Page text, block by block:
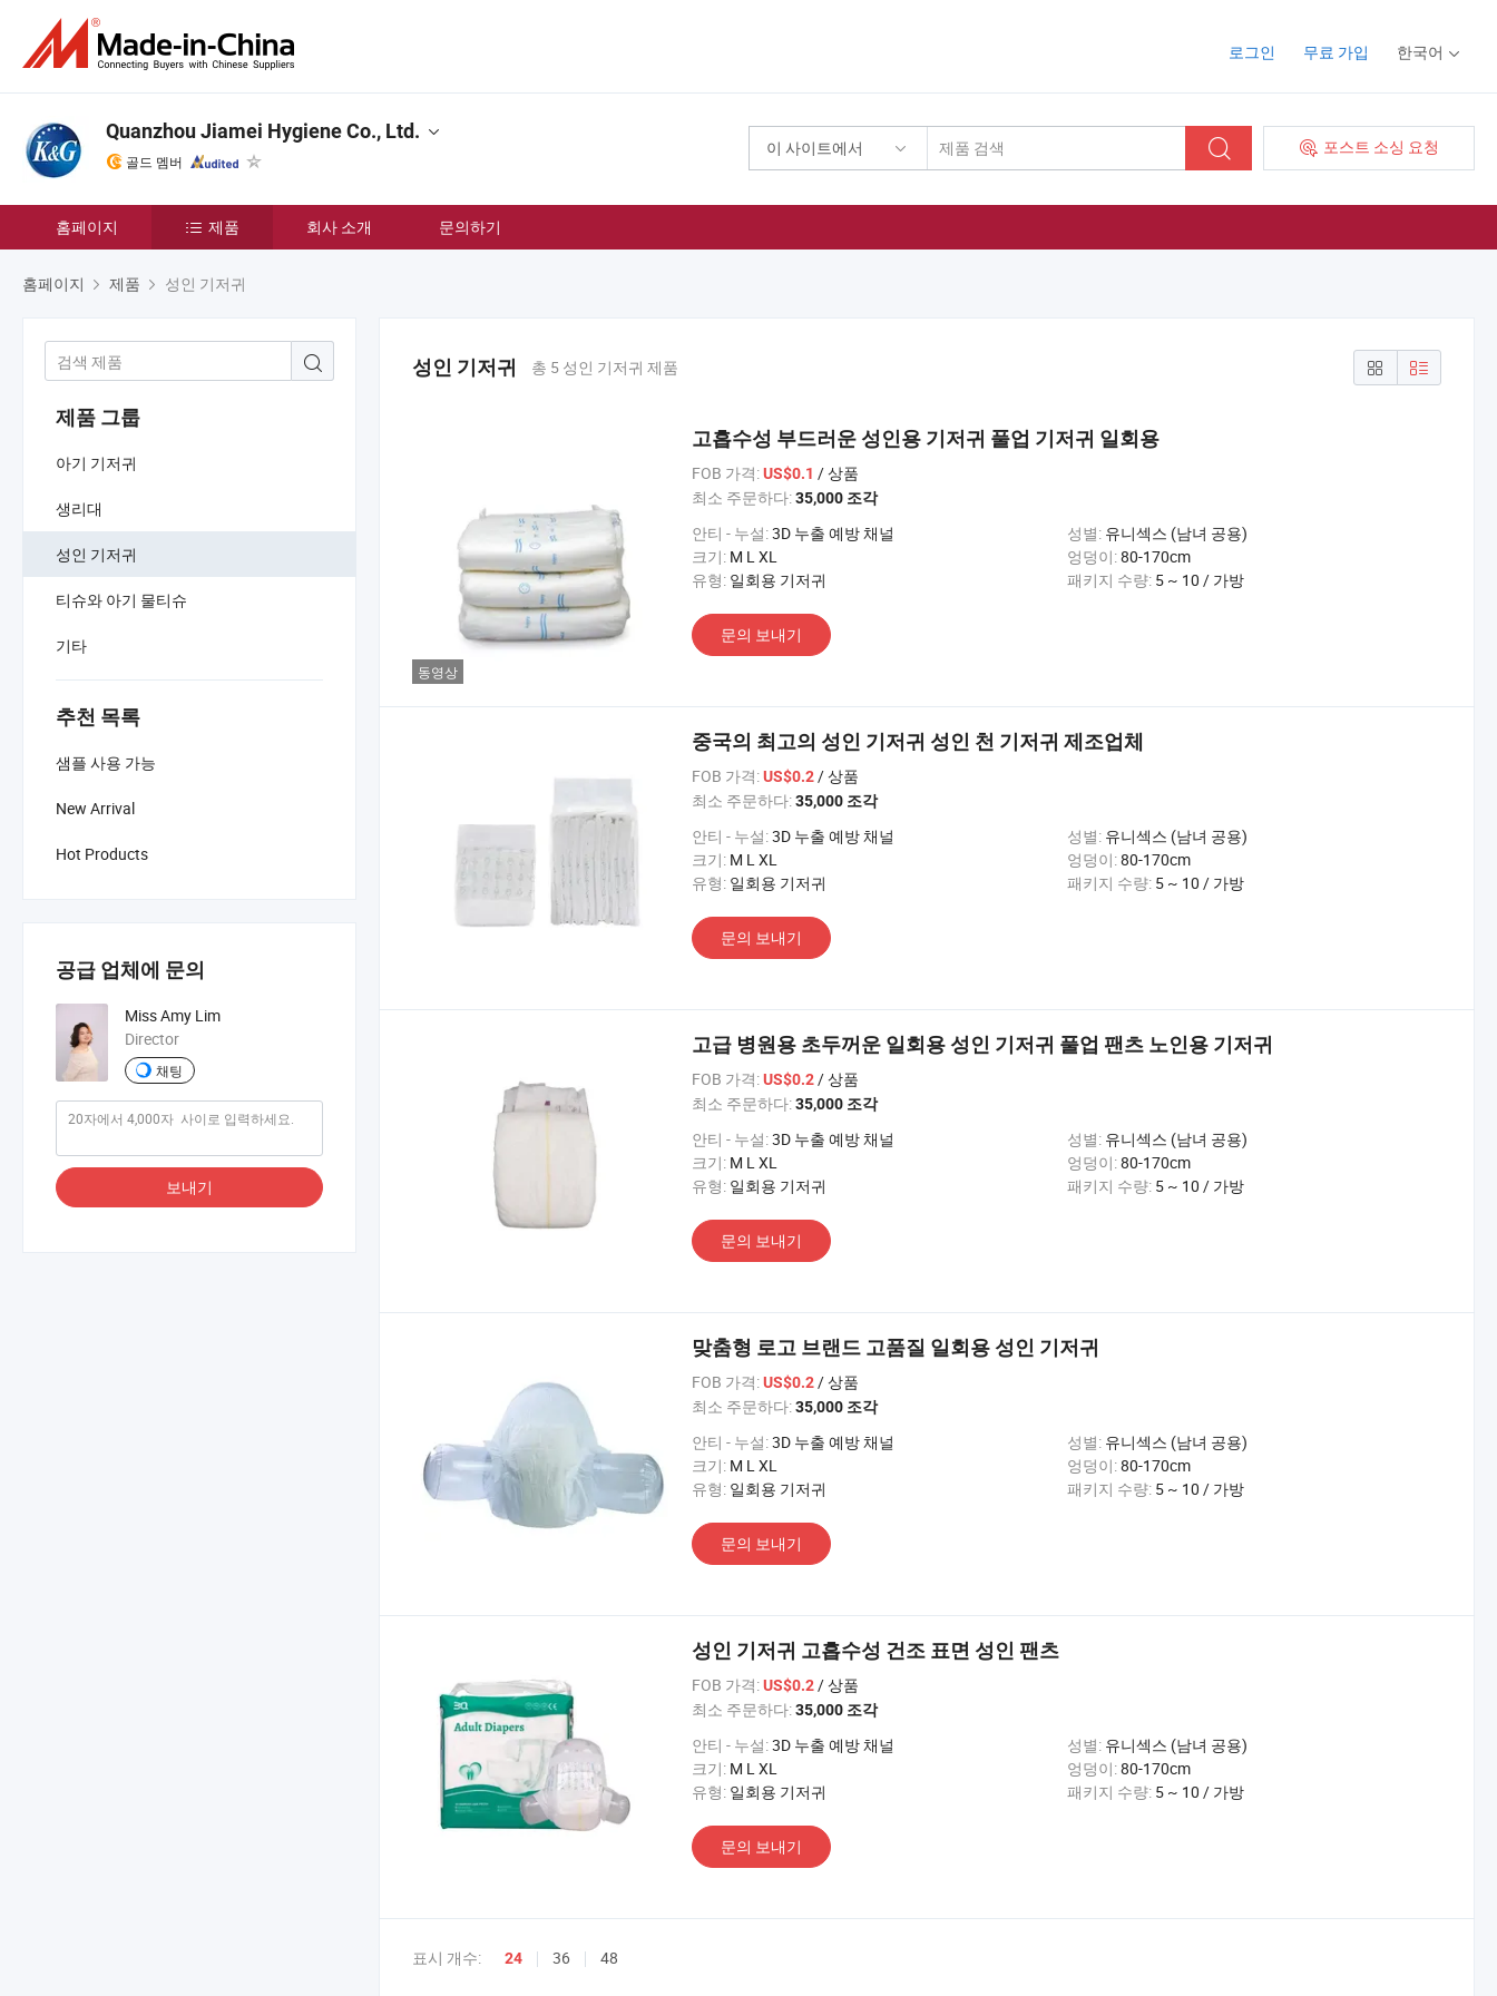
로그인 무료 가입 한국어
이 사이트에서 포스트 소싱 요청
Quanzhou Jiamei Hygiene Co., Ltd.
골드 멤버
홈페이지 제품 회사 소개 문의하기
홈페이지 제품 성인 기저귀
제품 그룹
아기 기저귀
생리대
성인 기저귀
티슈와 아기 물티슈
기타
추천 목록
샘플 사용 가능
New Arrival
Hot Products
공급 업체에 문의
Miss Amy Lim
Director
채팅
보내기
성인 기저귀 총 5 성인 기저귀 제품
동영상
고흡수성 부드러운 성인용 기저귀 풀업 기저귀 일회용
FOB 가격:US$0.1 / 상품
최소 주문하다:35,000 조각
안티 - 누설:3D 누출 예방 채널 성별: 유니섹스 (남녀 공용)
크기: M L XL 엉덩이:80-170cm
유형: 일회용 기저귀 패키지 수량: 5 ~ 10 / 가방
문의 보내기
중국의 최고의 성인 기저귀 성인 천 기저귀 제조업체
FOB 가격:US$0.2/ 상품
최소 주문하다:35,000 조각
안티 - 누설:3D 누출 예방 채널 성별: 유니섹스 (남녀 공용)
크기: M L XL 엉덩이:80-170cm
유형: 일회용 기저귀 패키지 수량: 5 ~ 10 / 가방
문의 보내기
고급 병원용 초두꺼운 일회용 성인 기저귀 풀업 팬츠 노인용 기저귀
FOB 가격:US$0.2/ 상품
최소 주문하다:35,000 조각
안티 - 누설:3D 누출 예방 채널 성별: 유니섹스 (남녀 공용)
크기: M L XL 엉덩이:80-170cm
유형: 일회용 기저귀 패키지 수량: 5 ~ 10 / 가방
문의 보내기
맞춤형 로고 브랜드 고품질 일회용 성인 기저귀
FOB 가격:US$0.2/ 상품
최소 주문하다:35,000 조각
안티 - 누설:3D 누출 예방 채널 성별: 유니섹스 (남녀 공용)
크기: M L XL 엉덩이:80-170cm
유형: 일회용 기저귀 패키지 수량: 5 ~ 10 / 가방
문의 보내기
성인 기저귀 고흡수성 건조 표면 성인 팬츠
FOB 가격:US$0.2/ 상품
최소 주문하다:35,000 조각
안티 - 누설:3D 누출 예방 채널 성별: 유니섹스 (남녀 공용)
크기: M L XL 엉덩이:80-170cm
유형: 일회용 기저귀 패키지 수량: 5 ~ 10 / 가방
문의 보내기
표시 개수: 24 36 48